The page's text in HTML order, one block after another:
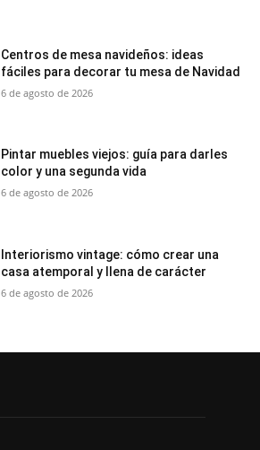
Centros de mesa navideños: ideas
fáciles para decorar tu mesa de Navidad
6 de agosto de 2026
Pintar muebles viejos: guía para darles
color y una segunda vida
6 de agosto de 2026
Interiorismo vintage: cómo crear una
casa atemporal y llena de carácter
6 de agosto de 2026